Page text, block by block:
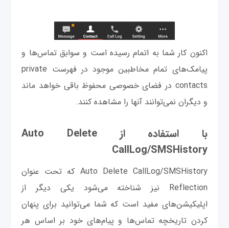
اکنون کار شما به اتمام رسیده است و سوابق تماس‌ها و
پیامک‌های تمام مخاطبین موجود در فهرست private
contacts در فضای خصوصی محفوظ باقی خواهد ماند
و دیگران نمی‌توانند آنها را مشاهده کنند.
با استفاده از Auto Delete
CallLog/SMSHistory
Auto Delete CallLog/SMSHistory که تحت عنوان
Reflection نیز شناخته می‌شود یکی دیگر از
اپلیکیشن‌های مفید است که شما می‌توانید برای پنهان
کردن تاریخچه تماس‌ها و پیام‌های خود بر اساس هر